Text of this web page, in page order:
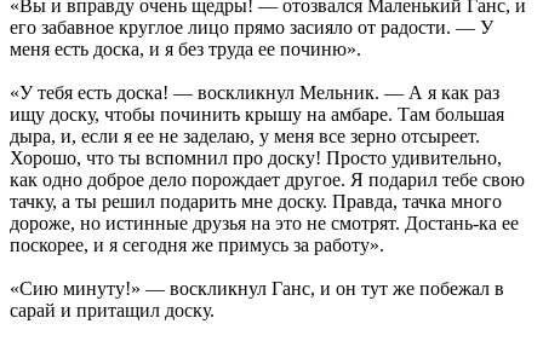
«Вы и вправду очень щедры! — отозвался Маленький Ганс, и
его забавное круглое лицо прямо засияло от радости. — У
меня есть доска, и я без труда ее починю».
«У тебя есть доска! — воскликнул Мельник. — А я как раз
ищу доску, чтобы починить крышу на амбаре. Там большая
дыра, и, если я ее не заделаю, у меня все зерно отсыреет.
Хорошо, что ты вспомнил про доску! Просто удивительно,
как одно доброе дело порождает другое. Я подарил тебе свою
тачку, а ты решил подарить мне доску. Правда, тачка много
дороже, но истинные друзья на это не смотрят. Достань-ка ее
поскорее, и я сегодня же примусь за работу».
«Сию минуту!» — воскликнул Ганс, и он тут же побежал в
сарай и притащил доску.